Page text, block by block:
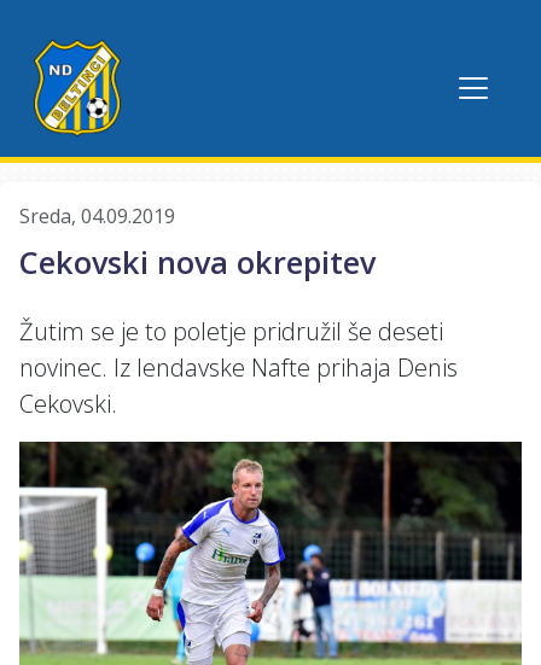
Sreda, 04.09.2019
Cekovski nova okrepitev
Žutim se je to poletje pridružil še deseti
novinec. Iz lendavske Nafte prihaja Denis
Cekovski.